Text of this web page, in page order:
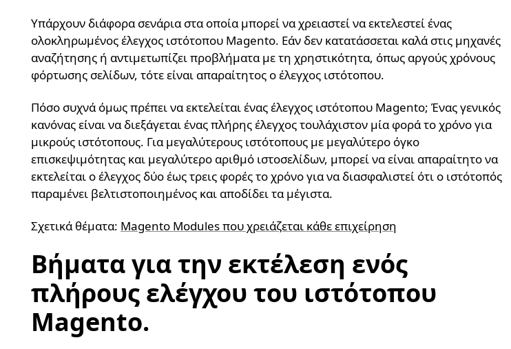
Υπάρχουν διάφορα σενάρια στα οποία μπορεί να χρειαστεί να εκτελεστεί ένας
ολοκληρωμένος έλεγχος ιστότοπου Magento. Εάν δεν κατατάσσεται καλά στις μηχανές
αναζήτησης ή αντιμετωπίζει προβλήματα με τη χρηστικότητα, όπως αργούς χρόνους
φόρτωσης σελίδων, τότε είναι απαραίτητος ο έλεγχος ιστότοπου.
Πόσο συχνά όμως πρέπει να εκτελείται ένας έλεγχος ιστότοπου Magento; Ένας γενικός
κανόνας είναι να διεξάγεται ένας πλήρης έλεγχος τουλάχιστον μία φορά το χρόνο για
μικρούς ιστότοπους. Για μεγαλύτερους ιστότοπους με μεγαλύτερο όγκο
επισκεψιμότητας και μεγαλύτερο αριθμό ιστοσελίδων, μπορεί να είναι απαραίτητο να
εκτελείται ο έλεγχος δύο έως τρεις φορές το χρόνο για να διασφαλιστεί ότι ο ιστότοπός
παραμένει βελτιστοποιημένος και αποδίδει τα μέγιστα.
Σχετικά θέματα: Magento Modules που χρειάζεται κάθε επιχείρηση
Βήματα για την εκτέλεση ενός
πλήρους ελέγχου του ιστότοπου
Magento.